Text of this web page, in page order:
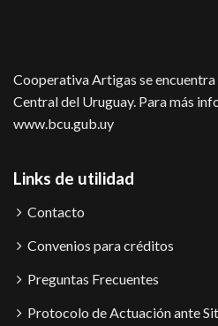
Cooperativa Artigas se
Central del Uruguay. Para más
www.bcu.gub.uy
Links de utilidad
Contacto
Convenios para créditos
Preguntas Frecuentes
Protocolo de Actuación ante